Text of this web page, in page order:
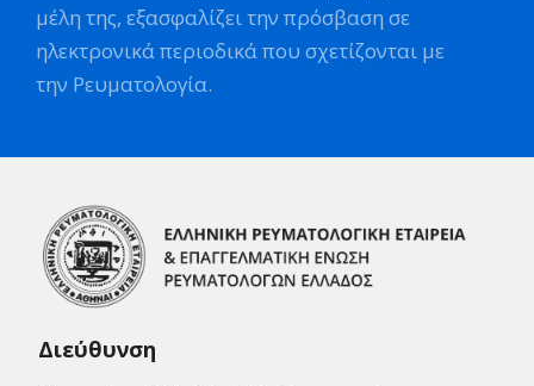
μέλη της, εξασφαλίζει την πρόσβαση σε
ηλεκτρονικά περιοδικά που σχετίζονται με
την Ρευματολογία.
Διεύθυνση